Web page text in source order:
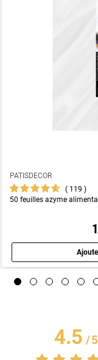
PATISDECOR
119
50 feuilles azyme
4.5/5